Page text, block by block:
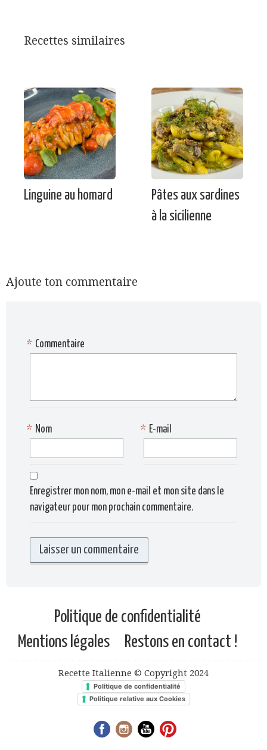
Recettes similaires
Linguine au homard
Pâtes aux sardines
à la sicilienne
Ajoute ton commentaire
Commentaire
*
Nom
* E-mail
*
Enregistrer mon nom, mon e-mail et mon site dans le
navigateur pour mon prochain commentaire.
Politique de confidentialité
Mentions légales
Restons en contact !
Recette Italienne © Copyright 2024
Politique de confidentialité
Politique relative aux Cookies